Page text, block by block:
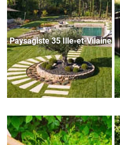
Paysagiste 35 Ille-et-Vilaine